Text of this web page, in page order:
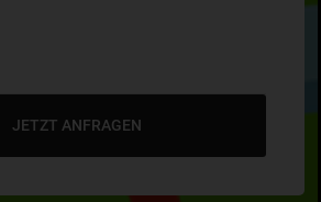
JETZT ANFRAGEN